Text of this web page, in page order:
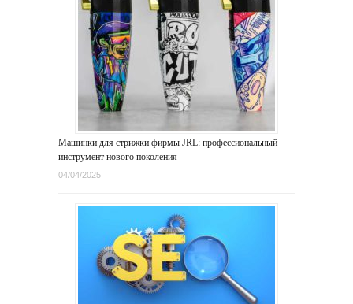
Машинки для стрижки фирмы JRL: профессиональный
инструмент нового поколения
04/04/2025